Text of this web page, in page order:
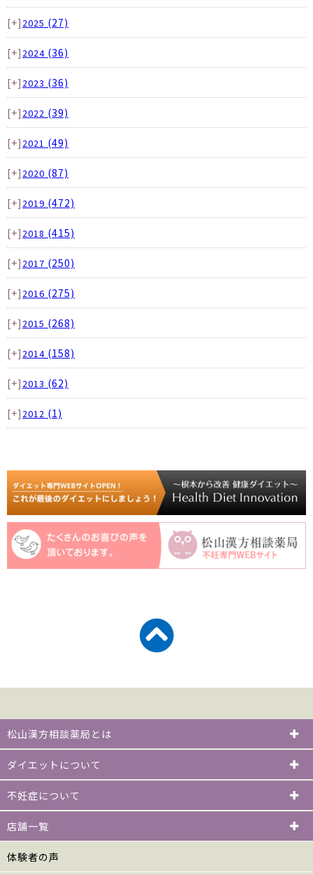
[+] 2025 (27)
[+] 2024 (36)
[+] 2023 (36)
[+] 2022 (39)
[+] 2021 (49)
[+] 2020 (87)
[+] 2019 (472)
[+] 2018 (415)
[+] 2017 (250)
[+] 2016 (275)
[+] 2015 (268)
[+] 2014 (158)
[+] 2013 (62)
[+] 2012 (1)
松山漢方相談薬局とは
ダイエットについて
不妊症について
店舗一覧
体験者の声